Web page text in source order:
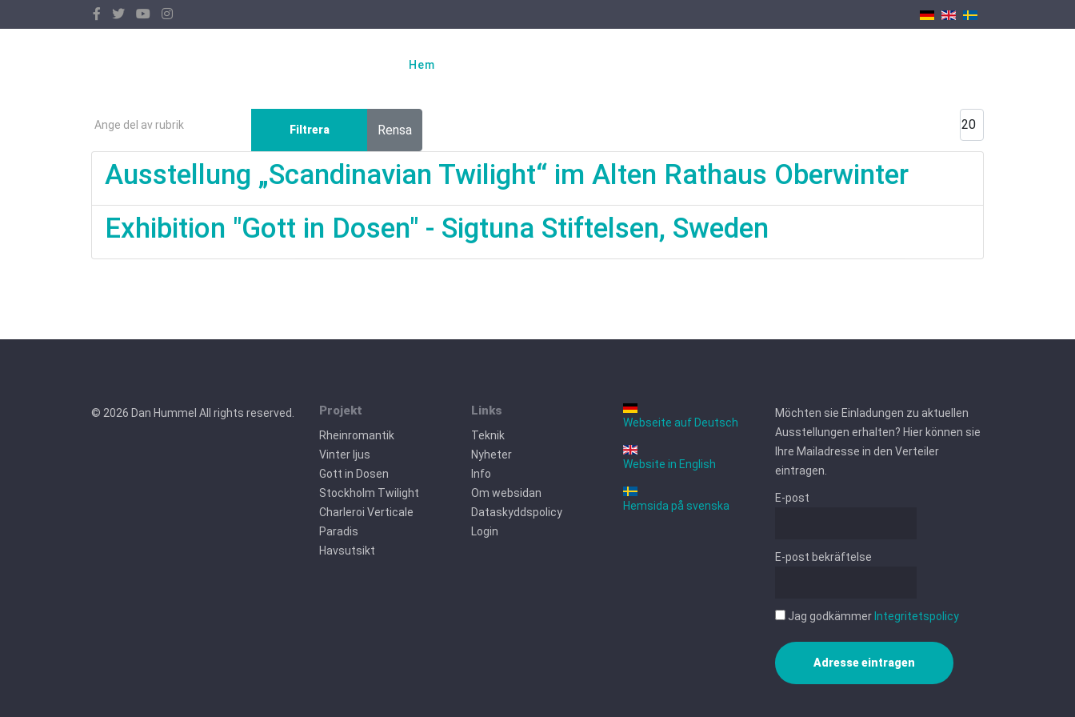
Hem
Ange del av rubrik
Filtrera Rensa
Visa #
Ausstellung „Scandinavian Twilight“ im Alten Rathaus Oberwinter
Exhibition "Gott in Dosen" - Sigtuna Stiftelsen, Sweden
© 2026 Dan Hummel All rights reserved. Projekt
Rheinromantik
Vinter ljus
Gott in Dosen
Stockholm Twilight
Charleroi Verticale
Paradis
Havsutsikt
Links
Teknik
Nyheter
Info
Om websidan
Dataskyddspolicy
Login
Webseite auf Deutsch
Website in English
Hemsida på svenska
Möchten sie Einladungen zu aktuellen
Ausstellungen erhalten? Hier können sie
Ihre Mailadresse in den Verteiler
eintragen.
E-post
E-post bekräftelse
Jag godkämmer Integritetspolicy
Adresse eintragen